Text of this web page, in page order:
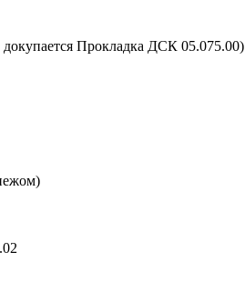
Прокладка ДСК 05.075.00)